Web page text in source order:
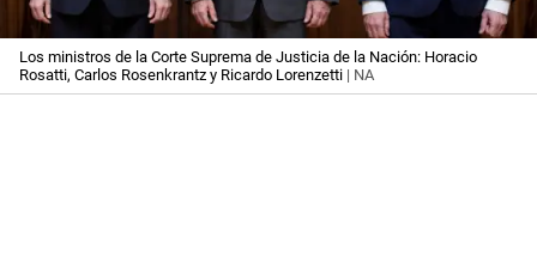
Los ministros de la Corte Suprema de Justicia de la Nación: Horacio
Rosatti, Carlos Rosenkrantz y Ricardo Lorenzetti | NA